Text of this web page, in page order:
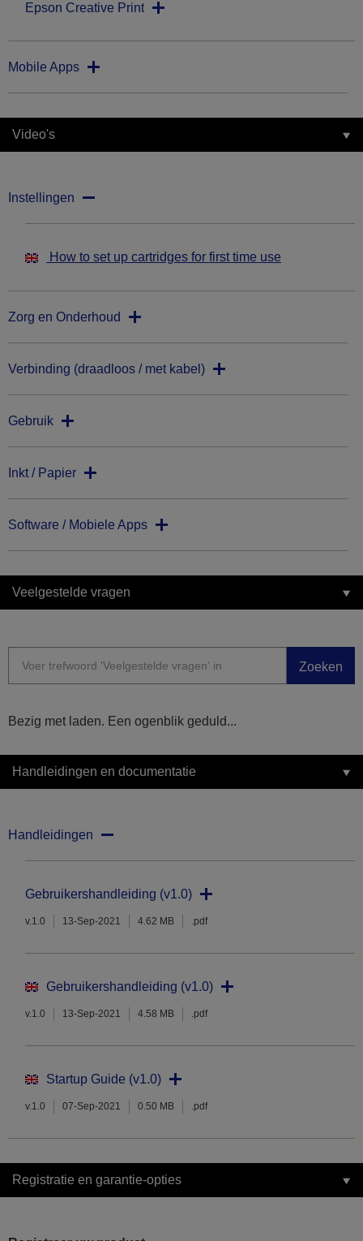
Epson Creative Print
Mobile Apps
Video's
Instellingen
How to set up cartridges for first time use
Zorg en Onderhoud
Verbinding (draadloos / met kabel)
Gebruik
Inkt / Papier
Software / Mobiele Apps
Veelgestelde vragen
Zoeken
Bezig met laden. Een ogenblik geduld...
Handleidingen en documentatie
Handleidingen
Gebruikershandleiding (v1.0)
v.1.0 13-Sep-2021 4.62 MB .pdf
Gebruikershandleiding (v1.0)
v.1.0 13-Sep-2021 4.58 MB .pdf
Startup Guide (v1.0)
v.1.0 07-Sep-2021 0.50 MB .pdf
Registratie en garantie-opties